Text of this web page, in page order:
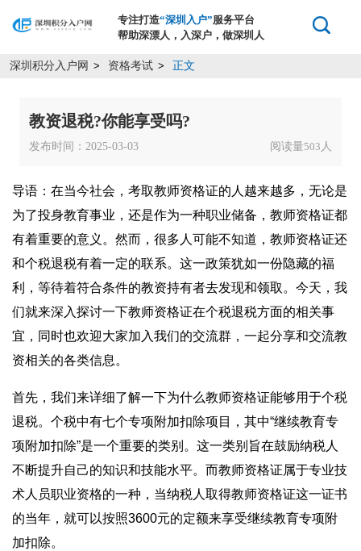
专注打造“深圳入户”服务平台
帮助深漂人，入深户，做深圳人
深圳积分入户网 > 资格考试 > 正文
教资退税?你能享受吗?
发布时间：2025-03-03 阅读量503 人
导语：在当今社会，考取教师资格证的人越来越多，无论是
为了投身教育事业，还是作为一种职业储备，教师资格证都
有着重要的意义。然而，很多人可能不知道，教师资格证还
和个税退税有着一定的联系。这一政策犹如一份隐藏的福
利，等待着符合条件的教资持有者去发现和领取。今天，我
们就来深入探讨一下教师资格证在个税退税方面的相关事
宜，同时也欢迎大家加入我们的交流群，一起分享和交流教
资相关的各类信息。
首先，我们来详细了解一下为什么教师资格证能够用于个税
退税。个税中有七个专项附加扣除项目，其中“继续教育专
项附加扣除”是一个重要的类别。这一类别旨在鼓励纳税人
不断提升自己的知识和技能水平。而教师资格证属于专业技
术人员职业资格的一种，当纳税人取得教师资格证这一证书
的当年，就可以按照3600元的定额来享受继续教育专项附
加扣除。